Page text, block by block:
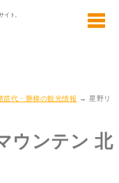
苗代・磐梯の観光情報
→ 星野リ
ウンテン 北